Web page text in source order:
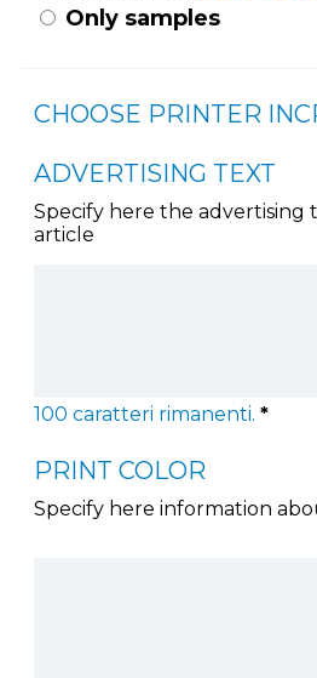
Only samples
CHOOSE PRINTER
ADVERTISING TEXT
Specify here the advertising
article
100 caratteri rimanenti. *
PRINT COLOR
Specify here information